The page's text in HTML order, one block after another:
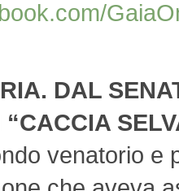
DAL
venatorio e